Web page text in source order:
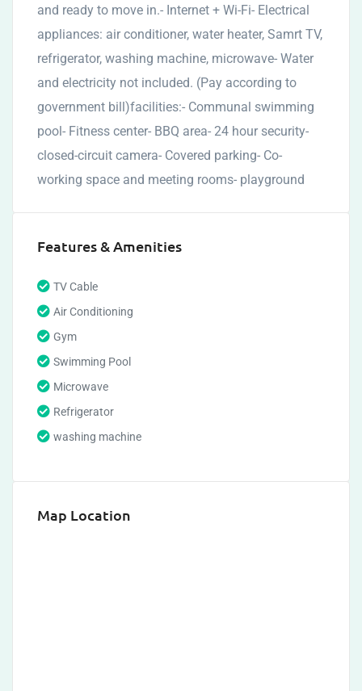
and ready to move in.- Internet + Wi-Fi- Electrical
appliances: air conditioner, water heater, Samrt TV,
refrigerator, washing machine, microwave- Water
and electricity not included. (Pay according to
government bill)facilities:- Communal swimming
pool- Fitness center- BBQ area- 24 hour security-
closed-circuit camera- Covered parking- Co-
working space and meeting rooms- playground
Features & Amenities
TV Cable
Air Conditioning
Gym
Swimming Pool
Microwave
Refrigerator
washing machine
Map Location